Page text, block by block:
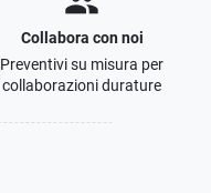
Collabora con noi
Preventivi su misura per
collaborazioni durature